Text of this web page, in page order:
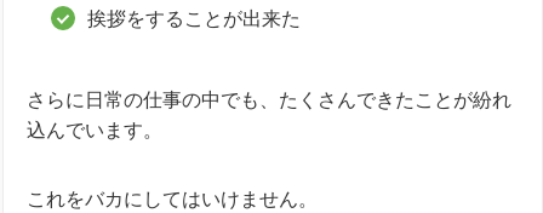
挨拶をすることが出来た
さらに日常の仕事の中でも、たくさんできたことが紛れ
込んでいます。
これをバカにしてはいけません。